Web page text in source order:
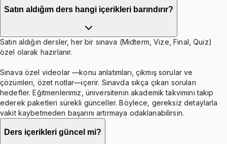
Satın aldığım ders hangi içerikleri barındırır?
Satın aldığın dersler, her bir sınava (Midterm, Vize, Final, Quiz)
özel olarak hazırlanır.
Sınava özel videolar —konu anlatımları, çıkmış sorular ve
çözümleri, özet notlar—içerir. Sınavda sıkça çıkan soruları
hedefler. Eğitmenlerimiz, üniversitenin akademik takvimini takip
ederek paketleri sürekli günceller. Böylece, gereksiz detaylarla
vakit kaybetmeden başarını artırmaya odaklanabilirsin.
Ders içerikleri güncel mi?